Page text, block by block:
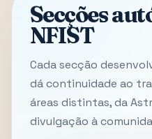
Secções
NFIST
Cada secção
dá continuidade ao
áreas distintas, da
divulgação à